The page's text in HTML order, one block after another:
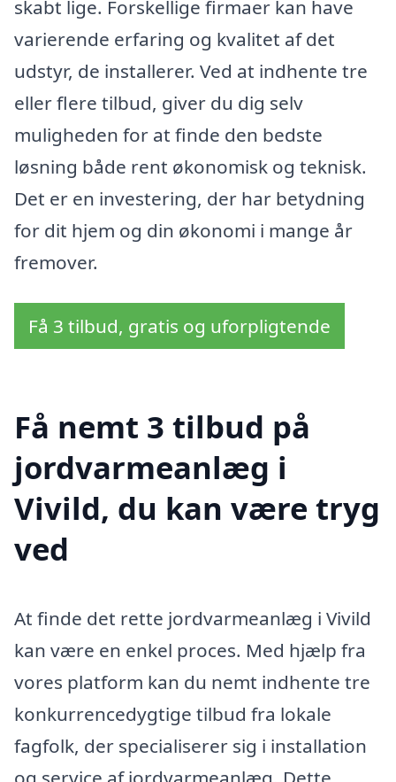
skabt lige. Forskellige firmaer kan have
varierende erfaring og kvalitet af det
udstyr, de installerer. Ved at indhente tre
eller flere tilbud, giver du dig selv
muligheden for at finde den bedste
løsning både rent økonomisk og teknisk.
Det er en investering, der har betydning
for dit hjem og din økonomi i mange år
fremover.
Få 3 tilbud, gratis og uforpligtende
Få nemt 3 tilbud på
jordvarmeanlæg i
Vivild, du kan være tryg
ved
At finde det rette jordvarmeanlæg i Vivild
kan være en enkel proces. Med hjælp fra
vores platform kan du nemt indhente tre
konkurrencedygtige tilbud fra lokale
fagfolk, der specialiserer sig i installation